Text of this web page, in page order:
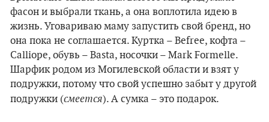
фасон и выбрали ткань, а она воплотила идею в
жизнь. Уговариваю маму запустить свой бренд, но
она пока не соглашается. Куртка – Befree, кофта –
Calliope, обувь – Basta, носочки – Mark Formelle.
Шарфик родом из Могилевской области и взят у
подружки, потому что свой успешно забыт у другой
подружки (смеется). А сумка – это подарок.